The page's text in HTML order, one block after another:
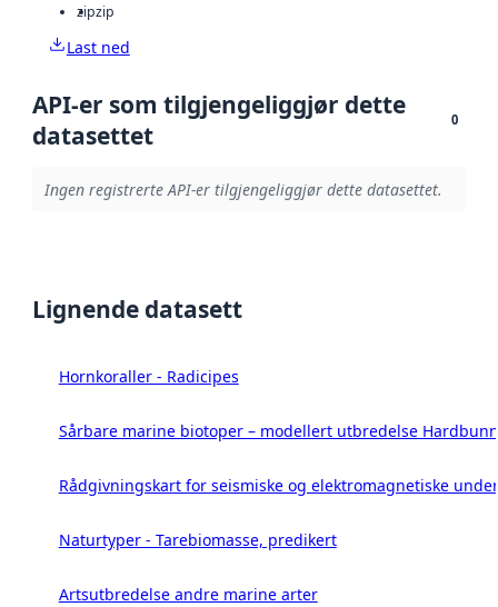
zipzip
Last ned
API-er som tilgjengeliggjør dette
datasettet
0
Ingen registrerte API-er tilgjengeliggjør dette datasettet.
Lignende datasett
Hornkoraller - Radicipes
Sårbare marine biotoper – modellert utbredelse
Rådgivningskart for seismiske og elektromagnetiske
Naturtyper - Tarebiomasse, predikert
Artsutbredelse andre marine arter